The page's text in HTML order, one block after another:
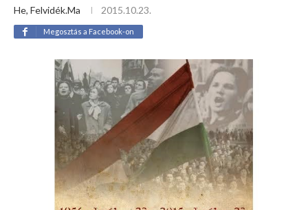
He, Felvidék.ma 2015.10.23.
Megosztás a Facebook-on